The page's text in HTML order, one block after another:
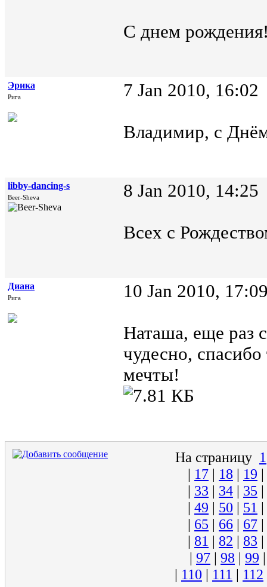
С днем
Эрика
Рига 7 Jan 2010, 16:02
Владимир, с
libby-dancing-s
Beer-Sheva 8 Jan 2010, 14:25
Всех с
Диана
Рига 10 Jan 2010,
Наташа, еще раз
чудесно,
мечты!
На страницу 1
| 17 | 18 | 19 |
| 33 | 34 | 35 |
| 49 | 50 | 51 |
| 65 | 66 | 67 |
| 81 | 82 | 83 |
| 97 | 98 | 99
| 110 | 111 | 112